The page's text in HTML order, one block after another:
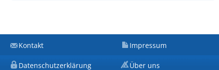
Kontakt Impressum
Datenschutzerklärung Über uns